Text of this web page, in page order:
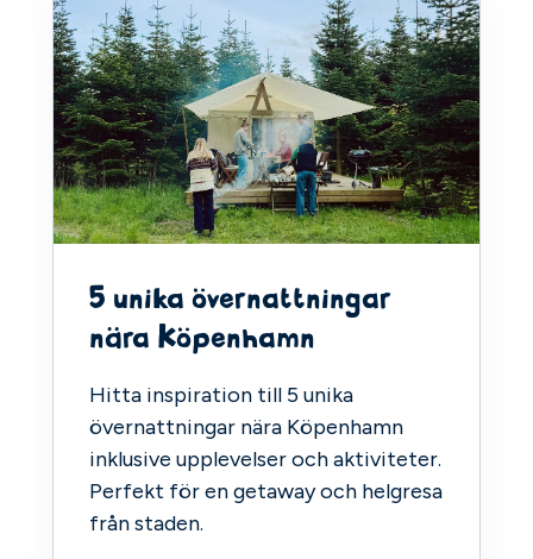
5 unika övernattningar
nära Köpenhamn
Hitta inspiration till 5 unika
övernattningar nära Köpenhamn
inklusive upplevelser och aktiviteter.
Perfekt för en getaway och helgresa
från staden.